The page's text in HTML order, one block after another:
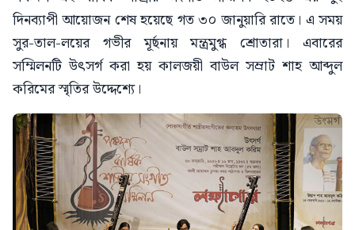
দিনব্যাপী আয়োজন শেষ হয়েছে গত ৩০ জানুয়ারি রাতে। এ সময়
সুর-তাল-লয়ের গভীর মূর্ছনায় মন্ত্রমুগ্ধ শ্রোতারা। এবারের
সম্মিলনটি উৎসর্গ করা হয় কালজয়ী বাউল সম্রাট শাহ আব্দুল
করিমের স্মৃতির উদ্দেশ্যে।